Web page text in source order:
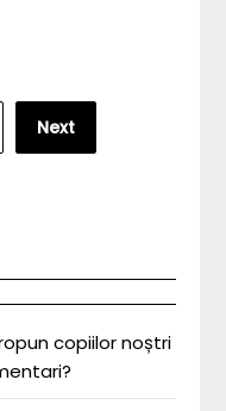
Next
copiilor noștri